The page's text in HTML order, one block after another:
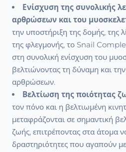
Ενίσχυση της συνολικής
αρθρώσεων και του
την υποστήριξη της δομής, της
της φλεγμονής, το Snail
στη συνολική ενίσχυση του
βελτιώνοντας τη δύναμη και
αρθρώσεων.
Βελτίωση της ποιότητας
τον πόνο και η βελτιωμένη
μεταφράζονται σε σημαντική
ζωής, επιτρέποντας στα άτομα
δραστηριότητες που αγαπούν